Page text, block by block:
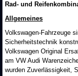
Rad- und
Allgemeines
Volkswagen-Fahrzeuge
Sicherheitstechnik
Volkswagen Original
am VW Audi
wurden Zuverlässigkeit,